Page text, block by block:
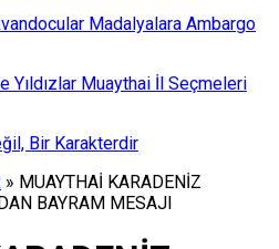
Madalyalara Ambargo
Yıldızlar Muaythai İl Seçmeleri
Bir Karakterdir
» MUAYTHAİ KARADENİZ
BAYRAM MESAJI